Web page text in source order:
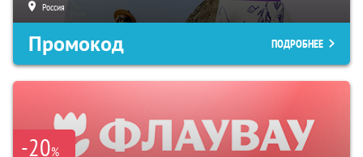
Россия
Промокод ПОДРОБНЕЕ
-20%